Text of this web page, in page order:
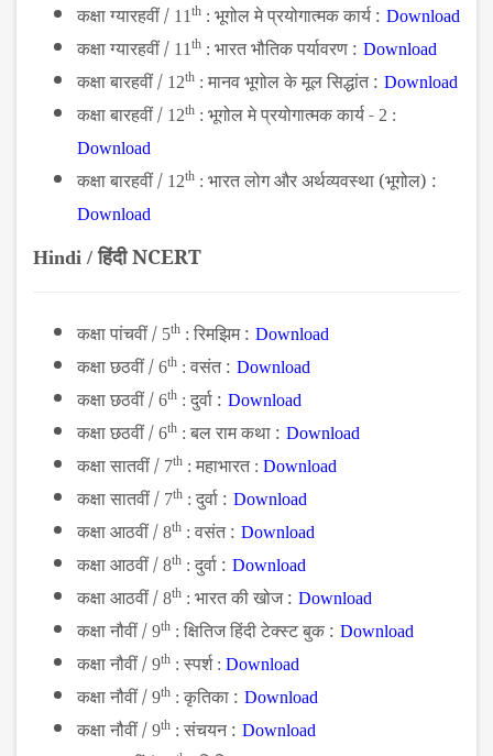
कक्षा ग्यारहवीं / 11 th : भूगोल मे प्रयोगात्मक कार्य : Download
कक्षा ग्यारहवीं / 11 th : भारत भौतिक पर्यावरण : Download
कक्षा बारहवीं / 12th : मानव भूगोल के मूल सिद्धांत : Download
कक्षा बारहवीं / 12th : भूगोल मे प्रयोगात्मक कार्य - 2 :
Download
कक्षा बारहवीं / 12th : भारत लोग और अर्थव्यवस्था (भूगोल) :
Download
Hindi /हिंदी NCERT
कक्षा पांचवीं / 5th : रिमझिम : Download
कक्षा छठवीं / 6th : वसंत : Download
कक्षा छठवीं / 6th : दुर्वा : Download
कक्षा छठवीं / 6th : बल राम कथा : Download
कक्षा सातवीं / 7th : महाभारत: Download
कक्षा सातवीं / 7th : दुर्वा : Download
कक्षा आठवीं / 8th : वसंत : Download
कक्षा आठवीं / 8th : दुर्वा : Download
कक्षा आठवीं / 8th : भारत की खोज : Download
कक्षा नौवीं / 9th : क्षितिज हिंदी टेक्स्ट बुक : Download
कक्षा नौवीं / 9th : स्पर्श: Download
कक्षा नौवीं / 9th : कृतिका : Download
कक्षा नौवीं / 9th : संचयन : Download